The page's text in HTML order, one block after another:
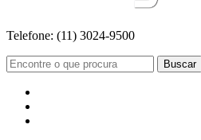
Telefone: (11) 3024-9500
Buscar